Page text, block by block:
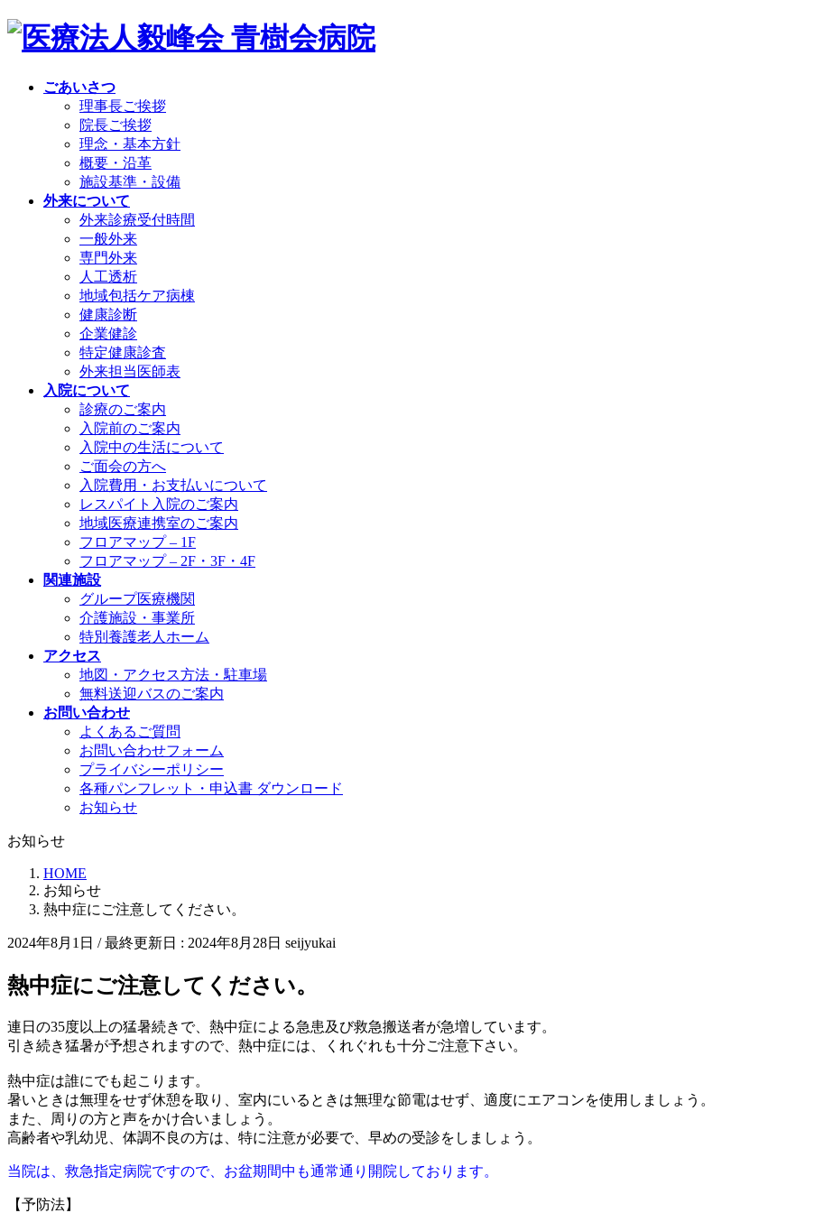
ごあいさつ
理事長ご挨拶
院長ご挨拶
理念・基本方針
概要・沿革
施設基準・設備
外来について
外来診療受付時間
一般外来
専門外来
人工透析
地域包括ケア病棟
健康診断
企業健診
特定健康診査
外来担当医師表
入院について
診療のご案内
入院前のご案内
入院中の生活について
ご面会の方へ
入院費用・お支払いについて
レスパイト入院のご案内
地域医療連携室のご案内
フロアマップ – 1F
フロアマップ – 2F・3F・4F
関連施設
グループ医療機関
介護施設・事業所
特別養護老人ホーム
アクセス
地図・アクセス方法・駐車場
無料送迎バスのご案内
お問い合わせ
よくあるご質問
お問い合わせフォーム
プライバシーポリシー
各種パンフレット・申込書 ダウンロード
お知らせ
お知らせ
HOME
お知らせ
熱中症にご注意してください。
2024年8月1日 / 最終更新日 : 2024年8月28日 seijyukai
熱中症にご注意してください。
連日の35度以上の猛暑続きで、熱中症による急患及び救急搬送者が急増しています。
引き続き猛暑が予想されますので、熱中症には、くれぐれも十分ご注意下さい。
熱中症は誰にでも起こります。
暑いときは無理をせず休憩を取り、室内にいるときは無理な節電はせず、適度にエアコンを使用しましょう。
また、周りの方と声をかけ合いましょう。
高齢者や乳幼児、体調不良の方は、特に注意が必要で、早めの受診をしましょう。
当院は、救急指定病院ですので、お盆期間中も通常通り開院しております。
【予防法】